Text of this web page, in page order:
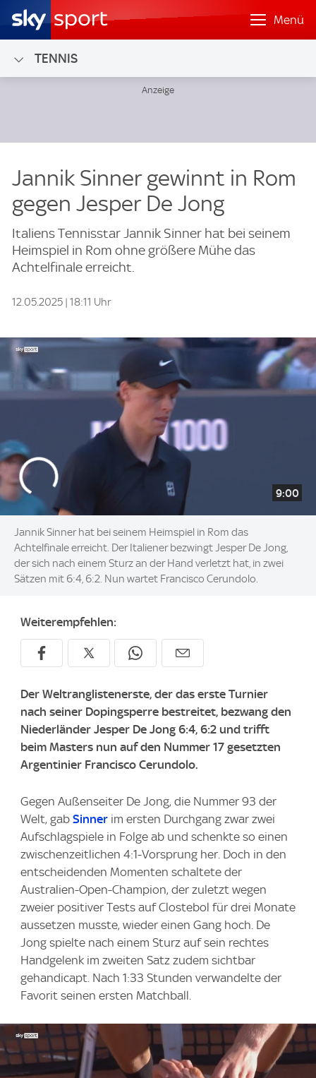
Menü
TENNIS
Jannik Sinner gewinnt in Rom
gegen Jesper De Jong
Italiens Tennisstar Jannik Sinner hat bei seinem
Heimspiel in Rom ohne größere Mühe das
Achtelfinale erreicht.
12.05.2025 | 18:11 Uhr
9:00
Jannik Sinner hat bei seinem Heimspiel in Rom das
Achtelfinale erreicht. Der Italiener bezwingt Jesper De Jong,
der sich nach einem Sturz an der Hand verletzt hat, in zwei
Sätzen mit 6:4, 6:2. Nun wartet Francisco Cerundolo.
Weiterempfehlen:
Der Weltranglistenerste, der das erste Turnier
nach seiner Dopingsperre bestreitet, bezwang den
Niederländer Jesper De Jong 6:4, 6:2 und trifft
beim Masters nun auf den Nummer 17 gesetzten
Argentinier Francisco Cerundolo.
Gegen Außenseiter De Jong, die Nummer 93 der
Welt, gab Sinner im ersten Durchgang zwar zwei
Aufschlagspiele in Folge ab und schenkte so einen
zwischenzeitlichen 4:1-Vorsprung her. Doch in den
entscheidenden Momenten schaltete der
Australien-Open-Champion, der zuletzt wegen
zweier positiver Tests auf Clostebol für drei Monate
aussetzen musste, wieder einen Gang hoch. De
Jong spielte nach einem Sturz auf sein rechtes
Handgelenk im zweiten Satz zudem sichtbar
gehandicapt. Nach 1:33 Stunden verwandelte der
Favorit seinen ersten Matchball.